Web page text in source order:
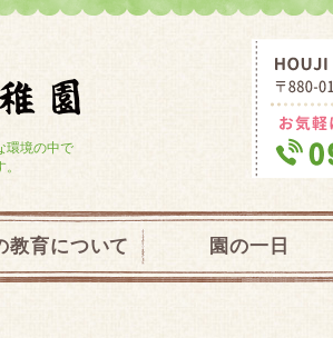
学校法人大宮学園
環境の中で
教育について 園の一日